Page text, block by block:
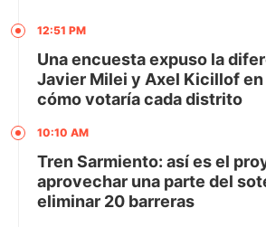
12:51 PM
Una encuesta expuso la
Javier Milei y Axel Kicillof en
cómo votaría cada distrito
10:10 AM
Tren Sarmiento: así es el
aprovechar una parte del
eliminar 20 barreras